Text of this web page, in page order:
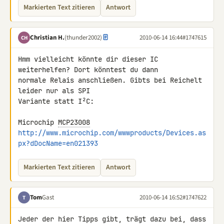
Markierten Text zitieren Antwort
CH Christian H.(thunder2002) 2010-06-14 16:44#1747615
Hmm vielleicht könnte dir dieser IC
weiterhelfen? Dort könntest du dann
normale Relais anschließen. Gibts bei Reichelt
leider nur als SPI
Variante statt I²C:
Microchip MCP23008
http://www.microchip.com/wwwproducts/Devices.as
px?dDocName=en021393
Markierten Text zitieren Antwort
T TomGast 2010-06-14 16:52#1747622
Jeder der hier Tipps gibt, trägt dazu bei, dass